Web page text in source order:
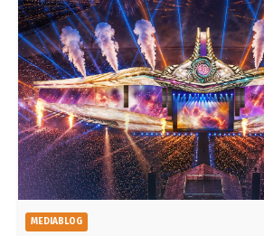
MEDIABLOG